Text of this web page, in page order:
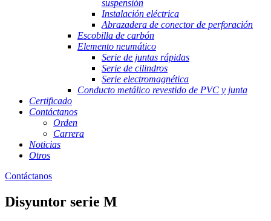
suspensión
Instalación eléctrica
Abrazadera de conector de perforación
Escobilla de carbón
Elemento neumático
Serie de juntas rápidas
Serie de cilindros
Serie electromagnética
Conducto metálico revestido de PVC y junta
Certificado
Contáctanos
Orden
Carrera
Noticias
Otros
Contáctanos
Disyuntor serie M